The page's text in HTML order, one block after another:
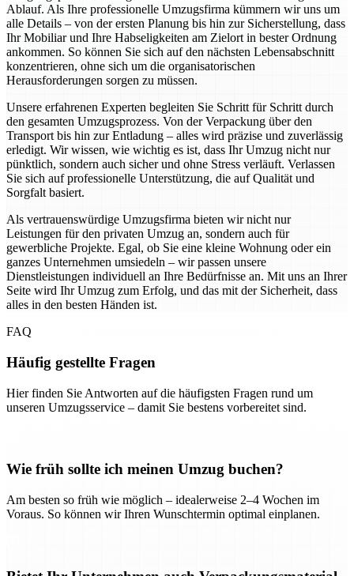
Ablauf. Als Ihre professionelle Umzugsfirma kümmern wir uns um
alle Details – von der ersten Planung bis hin zur Sicherstellung, dass
Ihr Mobiliar und Ihre Habseligkeiten am Zielort in bester Ordnung
ankommen. So können Sie sich auf den nächsten Lebensabschnitt
konzentrieren, ohne sich um die organisatorischen
Herausforderungen sorgen zu müssen.
Unsere erfahrenen Experten begleiten Sie Schritt für Schritt durch
den gesamten Umzugsprozess. Von der Verpackung über den
Transport bis hin zur Entladung – alles wird präzise und zuverlässig
erledigt. Wir wissen, wie wichtig es ist, dass Ihr Umzug nicht nur
pünktlich, sondern auch sicher und ohne Stress verläuft. Verlassen
Sie sich auf professionelle Unterstützung, die auf Qualität und
Sorgfalt basiert.
Als vertrauenswürdige Umzugsfirma bieten wir nicht nur
Leistungen für den privaten Umzug an, sondern auch für
gewerbliche Projekte. Egal, ob Sie eine kleine Wohnung oder ein
ganzes Unternehmen umsiedeln – wir passen unsere
Dienstleistungen individuell an Ihre Bedürfnisse an. Mit uns an Ihrer
Seite wird Ihr Umzug zum Erfolg, und das mit der Sicherheit, dass
alles in den besten Händen ist.
FAQ
Häufig gestellte Fragen
Hier finden Sie Antworten auf die häufigsten Fragen rund um
unseren Umzugsservice – damit Sie bestens vorbereitet sind.
Wie früh sollte ich meinen Umzug buchen?
Am besten so früh wie möglich – idealerweise 2–4 Wochen im
Voraus. So können wir Ihren Wunschtermin optimal einplanen.